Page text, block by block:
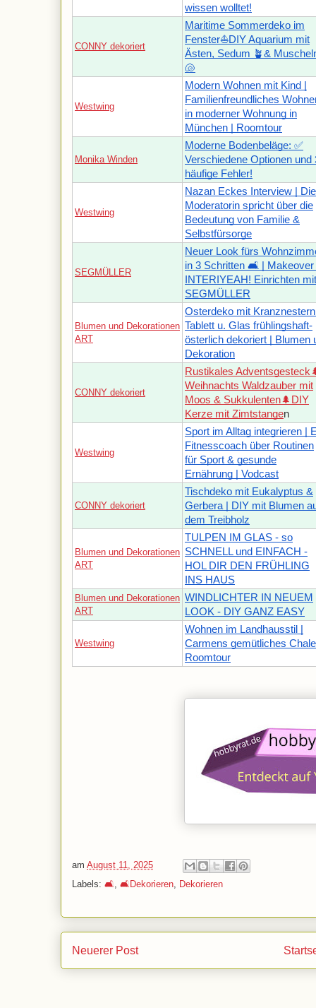
wissen wolltet!
CONNY dekoriert
Maritime Sommerdeko im
Fenster⛵DIY Aquarium mit
Ästen, Sedum 🪴&
🐚
Westwing
Modern Wohnen mit Kind |
Familienfreundliches
in moderner Wohnung in
München | Roomtour
Monika Winden
Moderne Bodenbeläge: ✅
Verschiedene Optionen und
häufige Fehler!
Westwing
Nazan Eckes Interview | Die
Moderatorin spricht über die
Bedeutung von Familie &
Selbstfürsorge
SEGMÜLLER
Neuer Look fürs
in 3 Schritten 🛋 | Makeover
INTERIYEAH! Einrichten mit
SEGMÜLLER
Blumen und Dekorationen
ART
Osterdeko mit
Tablett u. Glas frühlingshaft-
österlich dekoriert | Blumen
Dekoration
CONNY dekoriert
Rustikales
Weihnachts Waldzauber mit
Moos & Sukkulenten🌲DIY
Kerze mit Zimtstangen
Westwing
Sport im Alltag integrieren |
Fitnesscoach über Routinen
für Sport & gesunde
Ernährung | Vodcast
CONNY dekoriert
Tischdeko mit Eukalyptus &
Gerbera | DIY mit Blumen
dem Treibholz
Blumen und Dekorationen
ART
TULPEN IM GLAS - so
SCHNELL und EINFACH -
HOL DIR DEN FRÜHLING
INS HAUS
Blumen und Dekorationen
ART
WINDLICHTER IN NEUEM
LOOK - DIY GANZ EASY
Westwing
Wohnen im Landhausstil |
Carmens gemütliches
Roomtour
am August 11, 2025
Labels: 🛋️ 🛋️Dekorieren Dekorieren
Neuerer Post